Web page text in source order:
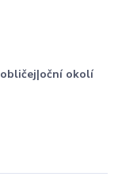
obličej|oční okolí